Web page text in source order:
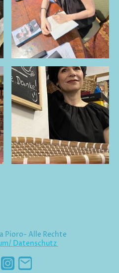
Pioro- Alle Rechte
Datenschutz